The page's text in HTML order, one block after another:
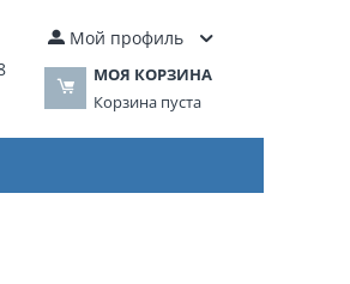
Мой профиль
МОЯ КОРЗИНА
Корзина пуста